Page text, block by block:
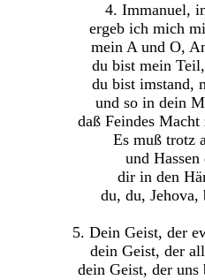
4. Immanuel,
ergeb ich mich
mein A und O,
du bist mein
du bist imstand,
und so in dein
daß Feindes
Es muß trotz
und
dir in den
du, du,
5. Dein Geist, der
dein Geist, der
dein Geist, der uns